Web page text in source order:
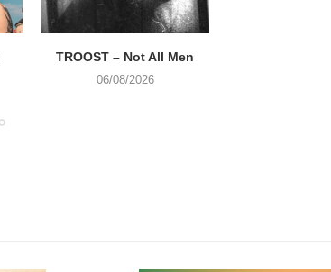
TROOST – Not All Men
06/08/2026